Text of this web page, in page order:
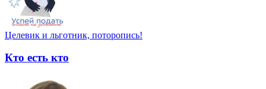
Целевик и льготник, поторопись!
Кто есть кто